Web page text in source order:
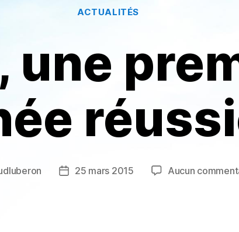
Catégories
ACTUALITÉS
une
Date25 mars 2015 Aucun